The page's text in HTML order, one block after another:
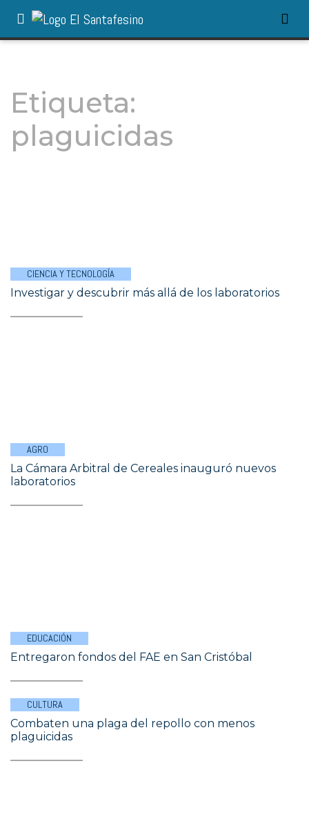
Etiqueta:
plaguicidas
CIENCIA Y TECNOLOGÍA
Investigar y descubrir más allá de los laboratorios
AGRO
La Cámara Arbitral de Cereales inauguró nuevos
laboratorios
EDUCACIÓN
Entregaron fondos del FAE en San Cristóbal
CULTURA
Combaten una plaga del repollo con menos
plaguicidas